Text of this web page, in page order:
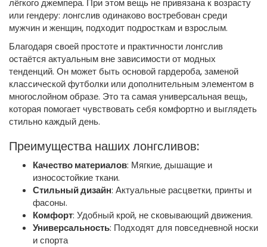
лёгкого джемпера. При этом вещь не привязана к возрасту
или гендеру: лонгслив одинаково востребован среди
мужчин и женщин, подходит подросткам и взрослым.
Благодаря своей простоте и практичности лонгслив
остаётся актуальным вне зависимости от модных
тенденций. Он может быть основой гардероба, заменой
классической футболки или дополнительным элементом в
многослойном образе. Это та самая универсальная вещь,
которая помогает чувствовать себя комфортно и выглядеть
стильно каждый день.
Преимущества наших лонгсливов:
Качество материалов: Мягкие, дышащие и
износостойкие ткани.
Стильный дизайн: Актуальные расцветки, принты и
фасоны.
Комфорт: Удобный крой, не сковывающий движения.
Универсальность: Подходят для повседневной носки
и спорта